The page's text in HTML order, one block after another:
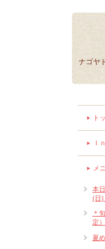
ナゴヤ
ト
Ｉ
メ
本
(日)
＊
定
夏